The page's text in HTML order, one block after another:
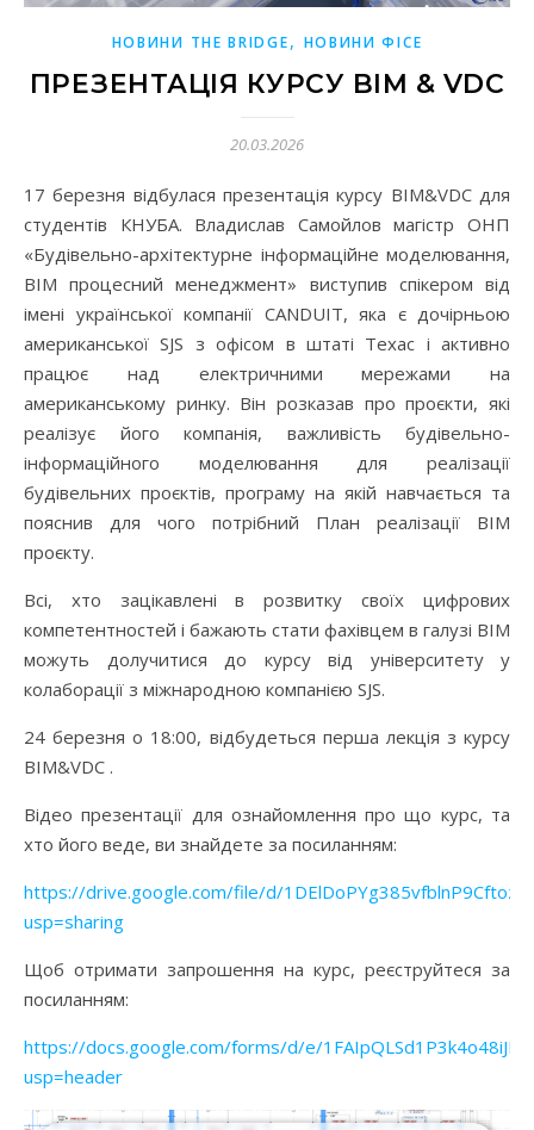
НОВИНИ THE BRIDGE, НОВИНИ ФІСЕ
ПРЕЗЕНТАЦІЯ КУРСУ BIM & VDC
20.03.2026
17 березня відбулася презентація курсу BIM&VDC для
студентів КНУБА. Владислав Самойлов магістр ОНП
«Будівельно-архітектурне інформаційне моделювання,
ВІМ процесний менеджмент» виступив спікером від
імені української компанії CANDUIT, яка є дочірньою
американської SJS з офісом в штаті Техас і активно
працює над електричними мережами на
американському ринку. Він розказав про проєкти, які
реалізує його компанія, важливість будівельно-
інформаційного моделювання для реалізації
будівельних проєктів, програму на якій навчається та
пояснив для чого потрібний План реалізації ВІМ
проєкту.
Всі, хто зацікавлені в розвитку своїх цифрових
компетентностей і бажають стати фахівцем в галузі ВІМ
можуть долучитися до курсу від університету у
колаборації з міжнародною компанією SJS.
24 березня о 18:00, відбудеться перша лекція з курсу
BIM&VDC .
Відео презентації для ознайомлення про що курс, та
хто його веде, ви знайдете за посиланням:
https://drive.google.com/file/d/
usp=sharing
Щоб отримати запрошення на курс, реєструйтеся за
посиланням:
https://docs.google.com/forms/d/e/
usp=header